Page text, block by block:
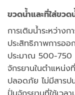
ขวดน้ำและที่ใส่ขวด
การเติมน้ำระหว่าง
ประสิทธิภาพการออ
ประมาณ 500-750
จักรยานในตำแหน่ง
ปลอดภัย ไม่มีสารป